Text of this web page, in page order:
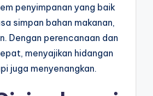
penyimpanan yang baik
simpan bahan makanan,
Dengan perencanaan dan
menyajikan hidangan
juga menyenangkan.